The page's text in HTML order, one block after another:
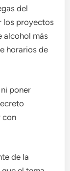
del
los proyectos
alcohol más
horarios de
poner
con
de la